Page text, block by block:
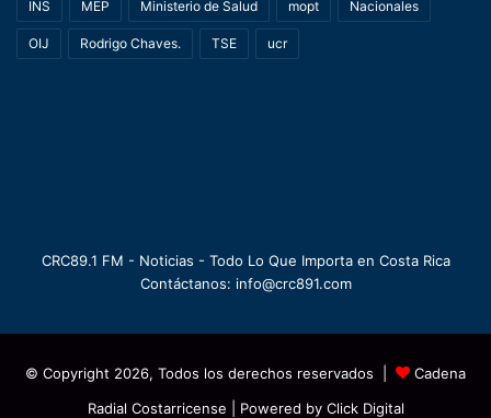
INS MEP Ministerio de Salud mopt Nacionales
OIJ Rodrigo Chaves. TSE ucr
CRC89.1 FM - Noticias - Todo Lo Que Importa en Costa Rica
Contáctanos: info@crc891.com
© Copyright 2026, Todos los derechos reservados |
Cadena
Radial Costarricense | Powered by Click Digital